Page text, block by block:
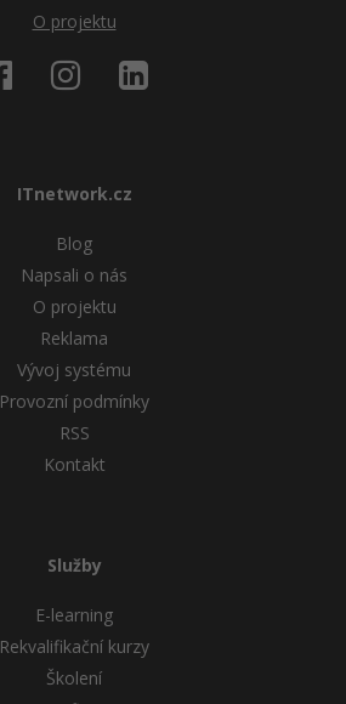
O projektu
ITnetwork.cz
Blog
Napsali o nás
O projektu
Reklama
Vývoj systému
Provozní podmínky
RSS
Kontakt
Služby
E-learning
Rekvalifikační kurzy
Školení